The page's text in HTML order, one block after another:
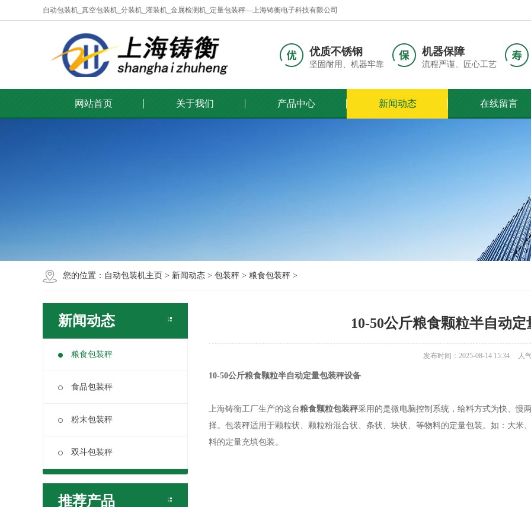
自动包装机_真空包装机_分装机_灌装机_金属检测机_定量包装秤—上海铸衡电子科技有限公司
优质不锈钢
坚固耐用、机器牢靠
机器保障
流程严谨、匠心工艺
网站首页 关于我们 产品中心 新闻动态 在线留言
您的位置： 自动包装机主页 > 新闻动态 > 包装秤 > 粮食包装秤 >
新闻动态
粮食包装秤
食品包装秤
粉末包装秤
双斗包装秤
推荐产品
10-50公斤粮食颗粒半自动
发布时间：2025-08-14 15:34 人
10-50公斤粮食颗粒半自动定量包装秤设备
上海铸衡工厂生产的这台粮食颗粒包装秤采用的是微电脑控制系统，给料方式为快、慢
择。包装秤适用于颗粒状、颗粒粉混合状、条状、块状、等物料的定量包装。如：大米
料的定量充填包装。